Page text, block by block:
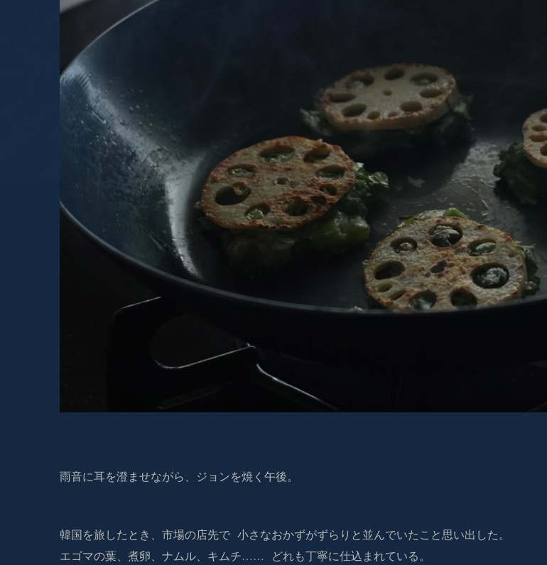
雨音に耳を澄ませながら、ジョンを焼く午後。
韓国を旅したとき、市場の店先で 小さなおかずがずらりと並んでいたこと思い出した。
エゴマの葉、煮卵、ナムル、キムチ…… どれも丁寧に仕込まれている。